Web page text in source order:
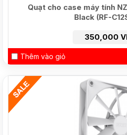
Quạt cho case máy tính
Black (RF-
350,000
Thêm vào giỏ
HOT